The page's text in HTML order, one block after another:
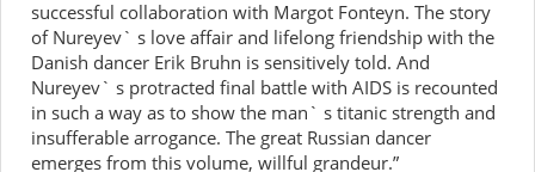
successful collaboration with Margot Fonteyn. The story
of Nureyev` s love affair and lifelong friendship with the
Danish dancer Erik Bruhn is sensitively told. And
Nureyev` s protracted final battle with AIDS is recounted
in such a way as to show the man` s titanic strength and
insufferable arrogance. The great Russian dancer
emerges from this volume, willful grandeur.”